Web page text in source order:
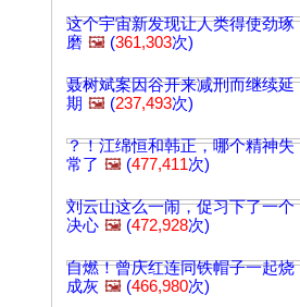
这个宇宙新发现让人类得使劲琢
磨 🖼️ (361,303次)
聂树斌案因谷开来减刑而继续延
期 🖼️ (237,493次)
？！江绵恒和韩正，哪个精神失
常了 🖼️ (477,411次)
刘云山这么一闹，促习下了一个
决心 🖼️ (472,928次)
自燃！曾庆红连同铁帽子一起烧
成灰 🖼️ (466,980次)